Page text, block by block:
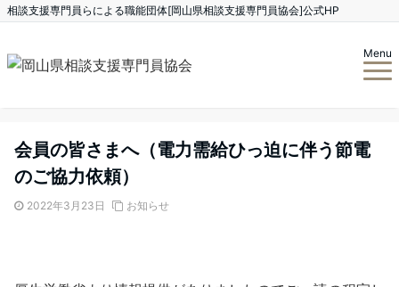
相談支援専門員らによる職能団体[岡山県相談支援専門員協会]公式HP
Menu
会員の皆さまへ（電力需給ひっ迫に伴う節電
のご協力依頼）
2022年3月23日 お知らせ